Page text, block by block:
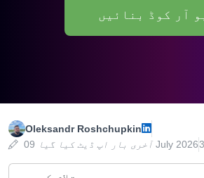
آر کوڈ بنائیں
Oleksandr Roshchupkin
آخری بار اپ ڈیٹ کیا گیا 09 July 2026